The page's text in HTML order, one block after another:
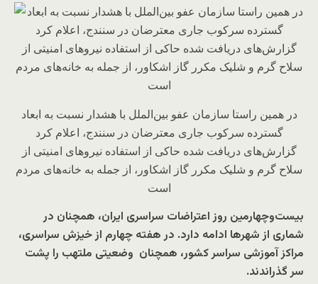
در همین راستا سازمان عفو بین‌الملل با هشدار نسبت به ابعاد
گسترده سرکو‌ب جاری معترضان در سنندج، اعلام کرد
گزارش‌های دریافت شده حاکی از استفاده نیروهای امنیتی از
سلاح گرم و شلیک مکرر گاز اشکاور، از جمله به خانه‌های مردم
است
بیست‌وچهارمین روز اعتراضات سراسری ایران، همچنان در
شماری از شهرها ادامه دارد. در هفته چهارم از خیزش سراسری،
مراکز آموزشی سراسر کشور، همچنان وضعیتی ملتهب را پشت
سر گذراندند.